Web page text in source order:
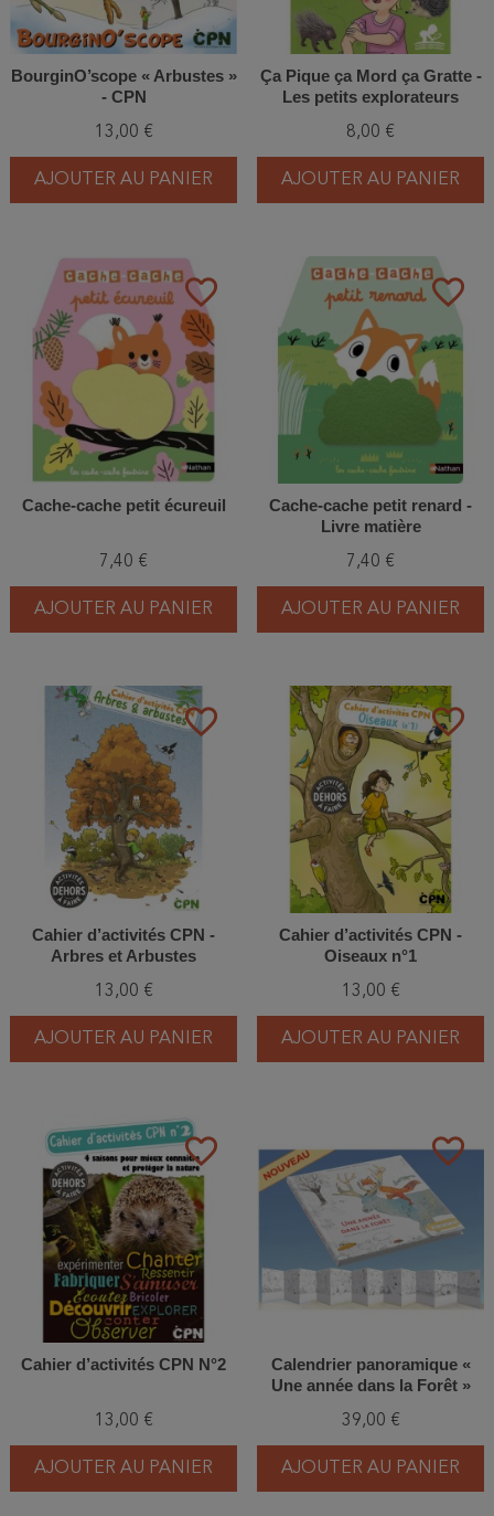
BourginO’scope « Arbustes »
- CPN
13,00 €
AJOUTER AU PANIER
Ça Pique ça Mord ça Gratte -
Les petits explorateurs
8,00 €
AJOUTER AU PANIER
favorite_border
Cache-cache petit écureuil
7,40 €
AJOUTER AU PANIER
favorite_border
Cache-cache petit renard -
Livre matière
7,40 €
AJOUTER AU PANIER
favorite_border
Cahier d’activités CPN -
Arbres et Arbustes
13,00 €
AJOUTER AU PANIER
favorite_border
Cahier d’activités CPN -
Oiseaux n°1
13,00 €
AJOUTER AU PANIER
favorite_border
Cahier d’activités CPN N°2
13,00 €
AJOUTER AU PANIER
favorite_border
Calendrier panoramique «
Une année dans la Forêt »
39,00 €
AJOUTER AU PANIER